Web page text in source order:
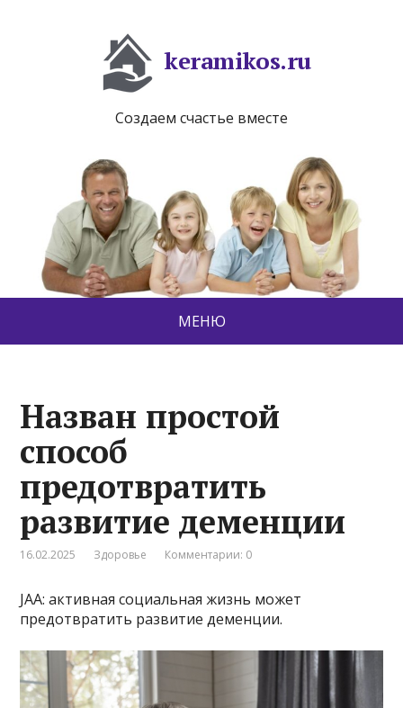
keramikos.ru
Создаем счастье вместе
МЕНЮ
Назван простой
способ
предотвратить
развитие деменции
16.02.2025 Здоровье Комментарии: 0
JAA: активная социальная жизнь может
предотвратить развитие деменции.